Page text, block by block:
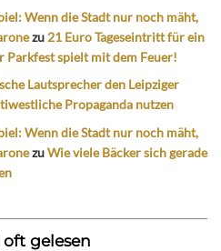
Wenn die Stadt nur noch mäht,
zu 21 Euro Tageseintritt für ein
Parkfest spielt mit dem Feuer!
Lautsprecher den Leipziger
Propaganda nutzen
Wenn die Stadt nur noch mäht,
zuWie viele Bäcker sich gerade
gelesen